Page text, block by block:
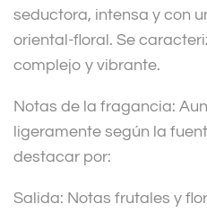
seductora, intensa y con
oriental-floral. Se
complejo y vibrante.
Notas de la fragancia:
ligeramente según la
destacar por:
Salida: Notas frutales y